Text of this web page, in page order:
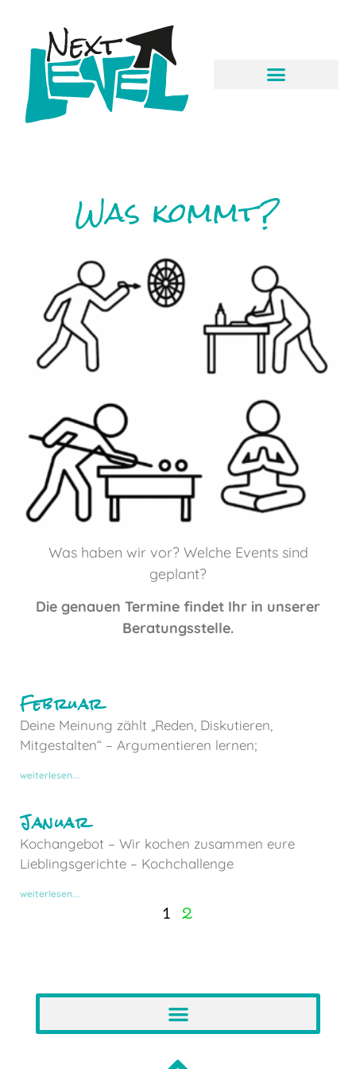
Was kommt?
Was haben wir vor? Welche Events sind
geplant?
Die genauen Termine findet Ihr in unserer
Beratungsstelle.
Februar
Deine Meinung zählt „Reden, Diskutieren,
Mitgestalten“ – Argumentieren lernen;
weiterlesen...
Januar
Kochangebot – Wir kochen zusammen eure
Lieblingsgerichte – Kochchallenge
weiterlesen...
1 2